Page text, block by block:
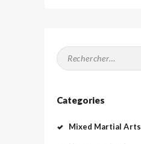
Rechercher :
Categories
Mixed Martial Arts